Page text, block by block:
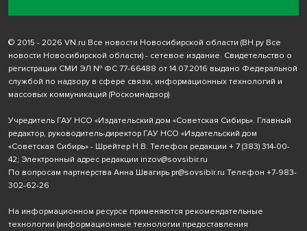
© 2015 - 2026 VN.ru Все новости Новосибирской области (ВН.ру Все
новости Новосибирской области) - сетевое издание. Свидетельство о
регистрации СМИ ЭЛ № ФС 77-66488 от 14.07.2016 выдано Федеральной
службой по надзору в сфере связи, информационных технологий и
массовых коммуникаций (Роскомнадзор)
Учредитель ГАУ НСО «Издательский дом «Советская Сибирь». Главный
редактор, руководитель-директор ГАУ НСО «Издательский дом
«Советская Сибирь» - Шрейтер Н.В. Телефон редакции + 7 (383) 314-00-
42; Электронный адрес редакции inzov@sovsibir.ru
По вопросам партнерства Анна Швагирь pr@sovsibir.ru Телефон +7-983-
302-62-26
На информационном ресурсе применяются рекомендательные
технологии (информационные технологии предоставления